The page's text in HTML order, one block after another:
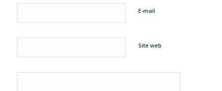
E-mail
Site web